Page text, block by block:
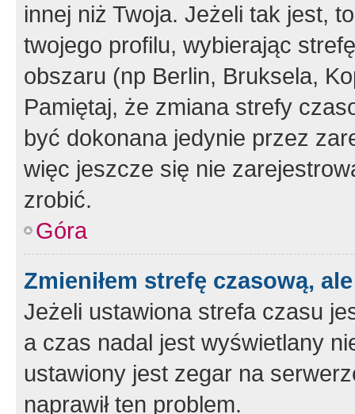
innej niż Twoja. Jeżeli tak jest,
twojego profilu, wybierając
obszaru (np Berlin, Bruksela,
Pamiętaj, że zmiana strefy
być dokonana jedynie przez
więc jeszcze się nie
zrobić.
Góra
Zmieniłem strefę czasową,
Jeżeli ustawiona strefa czasu
a czas nadal jest wyświetlany
ustawiony jest zegar na
naprawił ten problem.